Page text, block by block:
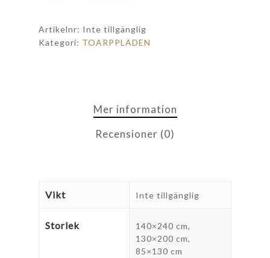
Artikelnr: Inte tillgänglig
Kategori: TOARPPLÄDEN
Mer information
Recensioner (0)
Vikt Inte tillgänglig
Storlek
140×240 cm,
130×200 cm,
85×130 cm